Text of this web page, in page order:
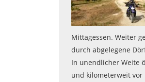
Mittagessen. Weiter
durch abgelegene
In unendlicher Weite
und kilometerweit